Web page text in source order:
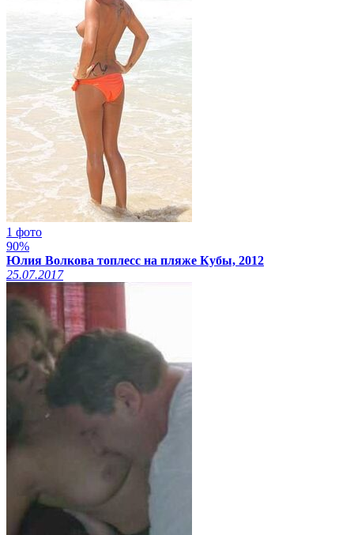
1 фото
90%
Юлия Волкова топлесс на пляже Кубы, 2012
25.07.2017